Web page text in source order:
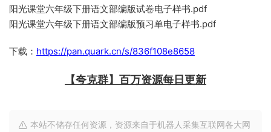
阳光课堂六年级下册语文部编版试卷电子样书.pdf
阳光课堂六年级下册语文部编版预习单电子样书.pdf
下载： https://pan.quark.cn/s/836f108e8658
【夸克群】百万资源每日更新
本站不储存任何资源，资源来自于机器人采集互联网各大网